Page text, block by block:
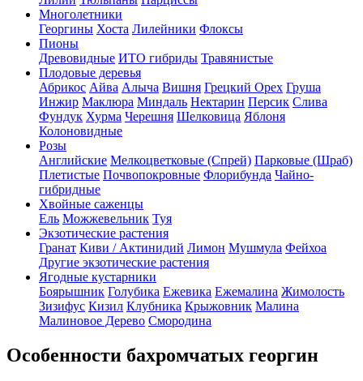
Многолетники
Георгины Хоста Лилейники Флоксы
Пионы
Древовидные ИТО гибриды Травянистые
Плодовые деревья
Абрикос Айва Алыча Вишня Грецкий Орех Груша
Инжир Маклюра Миндаль Нектарин Персик Слива
Фундук Хурма Черешня Шелковица Яблоня
Колоновидные
Розы
Английские Мелкоцветковые (Спрей) Парковые (Шраб)
Плетистые Почвопокровные Флорибунда Чайно-
гибридные
Хвойные саженцы
Ель Можжевельник Туя
Экзотические растения
Гранат Киви / Актинидий Лимон Мушмула Фейхоа
Другие экзотические растения
Ягодные кустарники
Боярышник Голубика Ежевика Ежемалина Жимолость
Зизифус Кизил Клубника Крыжовник Малина
Малиновое Дерево Смородина
Особенности бахромчатых георгин